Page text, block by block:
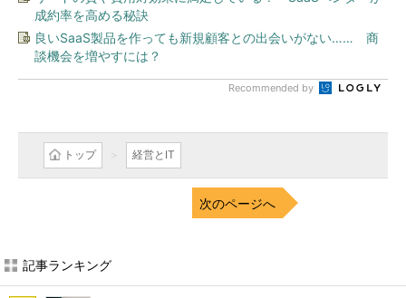
成約率を高める秘訣
良いSaaS製品を作っても新規顧客との出会いがない…… 商
談機会を増やすには？
Recommended by
トップ 経営とIT
次のページへ
記事ランキング